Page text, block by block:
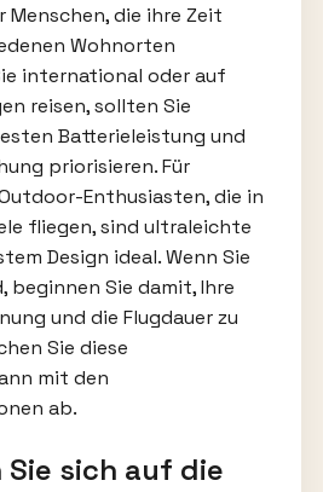
Menschen, die ihre Zeit
Wohnorten
international oder auf
reisen, sollten Sie
Batterieleistung und
priorisieren. Für
Enthusiasten, die in
fliegen, sind ultraleichte
Design ideal. Wenn Sie
beginnen Sie damit, Ihre
und die Flugdauer zu
Sie diese
mit den
ab.
sich auf die